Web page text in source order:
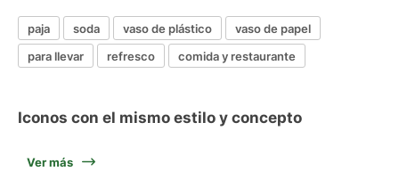
paja soda vaso de plástico
vaso de papel
para llevar
refresco comida y restaurante
Iconos con el mismo estilo y concepto
Ver más